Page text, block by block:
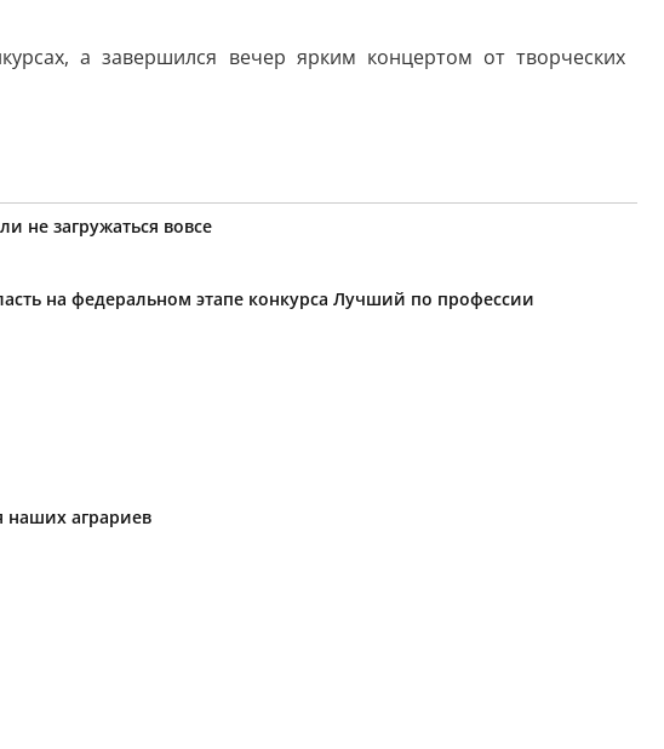
а завершился вечер ярким концертом от творческих
не загружаться вовсе
на федеральном этапе конкурса Лучший по профессии
наших аграриев